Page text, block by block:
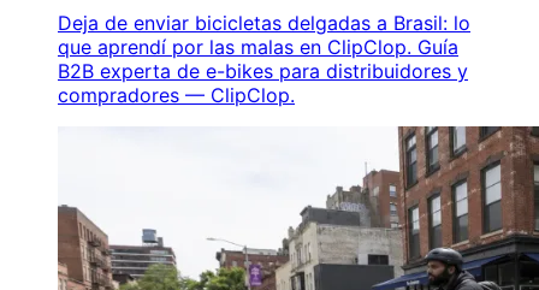
Deja de enviar bicicletas delgadas a Brasil: lo
que aprendí por las malas en ClipClop. Guía
B2B experta de e-bikes para distribuidores y
compradores — ClipClop.